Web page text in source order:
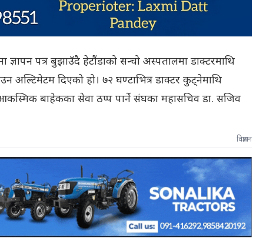
ज्ञापन पत्र बुझाउँदै हेटौंडाको सन्चो अस्पतालमा डाक्टरमाथि
अल्टिमेटम दिएको हो। ७२ घण्टाभित्र डाक्टर कुट्नेमाथि
बाहेकका सेवा ठप्प पार्ने संघका महासचिव डा. सजिव
विज्ञापन